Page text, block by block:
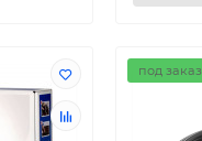
под заказ